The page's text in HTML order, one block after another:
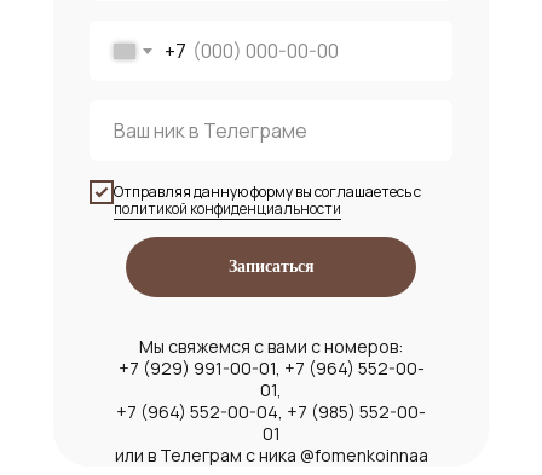
+7
Отправляя данную форму вы соглашаетесь с
политикой конфиденциальности
Записаться
Мы свяжемся с вами с номеров:
+7 (929) 991-00-01, +7 (964) 552-00-
01,
+7 (964) 552-00-04, +7 (985) 552-00-
01
или в Телеграм с ника @fomenkoinnaa